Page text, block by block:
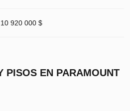
10 920 000 $
PISOS EN PARAMOUNT